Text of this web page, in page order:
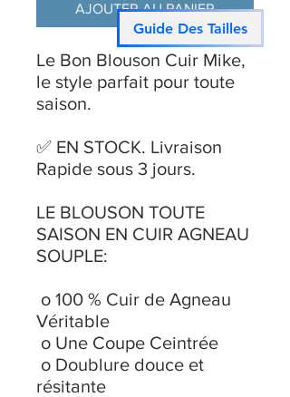
AJOUTER AU PANIER
Le Bon Blouson Cuir Mike,
le style parfait pour toute
saison.
✅ EN STOCK. Livraison
Rapide sous 3 jours.
LE BLOUSON TOUTE
SAISON EN CUIR AGNEAU
SOUPLE:
o 100 % Cuir de Agneau
Véritable
o Une Coupe Ceintrée
o Doublure douce et
résitante
Guide Des Tailles